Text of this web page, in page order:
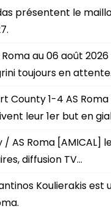
présentent le
Roma au 06 août
toujours en attente.
County 1-4 AS
leur 1er but en
AS Roma [AMICAL]
diffusion TV…
Koulierakis est